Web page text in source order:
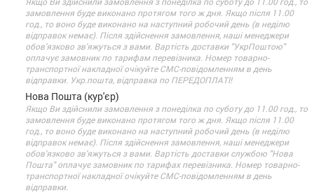
замовлення буде виконано протягом того ж дня. Якщо після 11.00
год., то воно буде виконано на наступний робочий день (в неділю
відправок немає). Після здійснення замовлення, наші менеджери
обов'язково зв'яжуться з вами. Вартість доставки "УкрПоштою"
оплачує замовник по тарифам перевізника. Номер товарно-
транспортної накладної очікуйте СМС-повідомленням в день
відправки. Укр.пошта, відправка по ПЕРЕДОПЛАТІ!
Нова Пошта (кур'єр)
Якщо Ви здійснили замовлення з понеділка по суботу до 11.00 год., то
замовлення буде виконано протягом того ж дня. Якщо після 11.00
год., то воно буде виконано на наступний робочий день (в неділю
відправок немає). Після здійснення замовлення, наші менеджери
обов'язково зв'яжуться з вами. Вартість доставки службою "Нова
Пошта" оплачує замовник по тарифах перевізника. Номер товарно-
транспортної накладної очікуйте СМС-повідомленням в день
відправки.